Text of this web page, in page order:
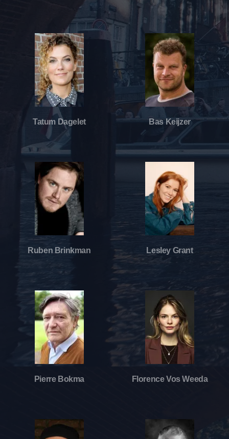
Tatum Dagelet Bas Keijzer
Ruben Brinkman Lesley Grant
Pierre Bokma Florence Vos Weeda